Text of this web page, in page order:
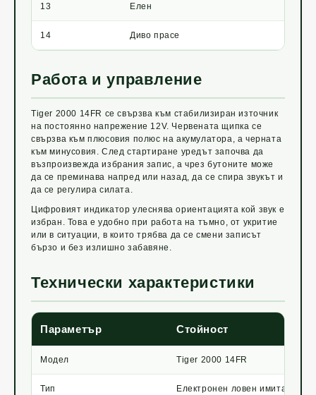
13 Елен
14 Диво прасе
Работа и управление
Tiger 2000 14FR се свързва към стабилизиран източник
на постоянно напрежение 12V. Червената щипка се
свързва към плюсовия полюс на акумулатора, а черната
към минусовия. След стартиране уредът започва да
възпроизвежда избрания запис, а чрез бутоните може
да се преминава напред или назад, да се спира звукът и
да се регулира силата.
Цифровият индикатор улеснява ориентацията кой звук е
избран. Това е удобно при работа на тъмно, от укритие
или в ситуации, в които трябва да се смени записът
бързо и без излишно забавяне.
Технически характеристики
Параметър Стойност
Модел Tiger 2000 14FR
Тип Електронен ловен имитатор